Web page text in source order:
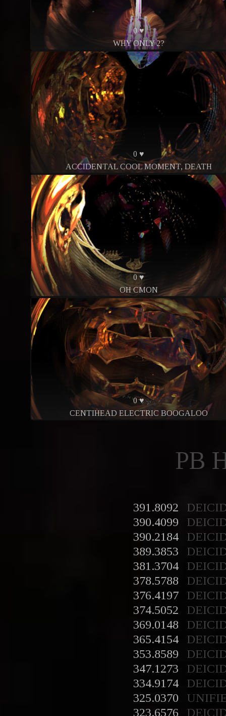
0 ♥
WHY ONLY 2?
0 ♥
ACCIDENTAL COOL MOMENT, DEATH
0 ♥
OH CMON
0 ♥
CENTIHEAD ELECTRIC BOOGALOO
PB
391.8092
390.4099
390.2184
389.3853
381.3704
378.5788
376.4197
374.5052
369.0148
365.4154
353.8589
347.1273
334.9174
325.0370
323.6576